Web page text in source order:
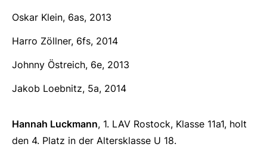
Oskar Klein, 6as, 2013
Harro Zöllner, 6fs, 2014
Johnny Östreich, 6e, 2013
Jakob Loebnitz, 5a, 2014
Hannah Luckmann, 1. LAV Rostock, Klasse 11a1, holt
den 4. Platz in der Altersklasse U 18.